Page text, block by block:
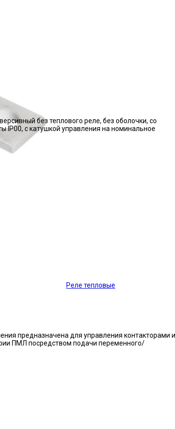
Реле тепловые
без теплового реле, без оболочки, со
IP00, с катушкой управления на номинальное
предназначена для управления контакторами
ПМЛ посредством подачи переменного/